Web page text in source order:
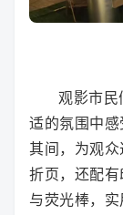
观影市民
适的氛围中
其间，为观
折页，还配
与荧光棒，